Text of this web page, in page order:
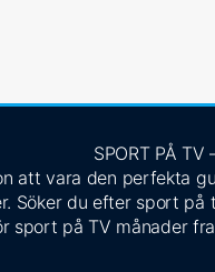
SPORT PÅ TV
att vara den perfekta
Söker du efter sport
sport på TV månader